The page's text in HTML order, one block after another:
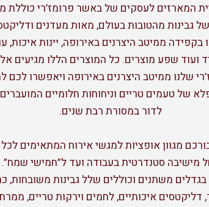
המארזים לעסקים של באשר פרומז’רי כוללת
גבינות מהטובות בעולם, מאות מעדנים
בקפידה ממיטב היצרנים באירופה, יינות איכות,
ועוד שפע מוצרים. כל המוצרים הללו מגיעים
שלנו ממיטב היצרנים באירופה ויאפשרו לכם
של טעמים טריים וניחוחות חלומיים
לדור במסורת רבת שנים.
מגוון אופציות למגשי אירוח המתאימים
מישיבה סטנדרטית בעבודה ועד ל”חמישי שמח”.
משתנים וכוללים שלל גבינות משובחות,
איכותיים, לחמים וירקות טריים,